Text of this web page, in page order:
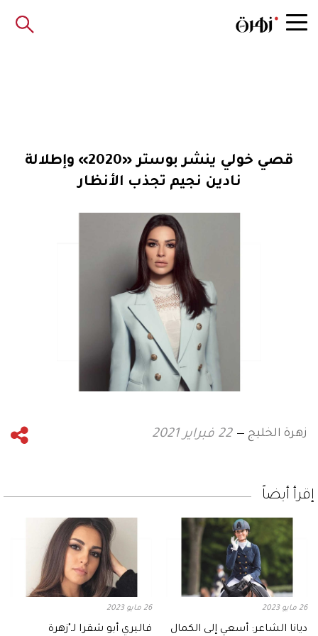
قصي خولي ينشر بوستر «2020» وإطلالة
نادين نجيم تجذب الأنظار
زهرة الخليج 22 فبراير 2021
إقرأ أيضاً
26 مايو 2023
ديانا الشاعر: أسعي إلى الكمال
26 مايو 2023
فاليري أبو شقرا لـ"زهرة